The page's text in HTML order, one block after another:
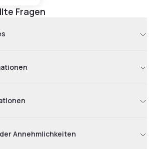
Fragen
Annehmlichkeiten